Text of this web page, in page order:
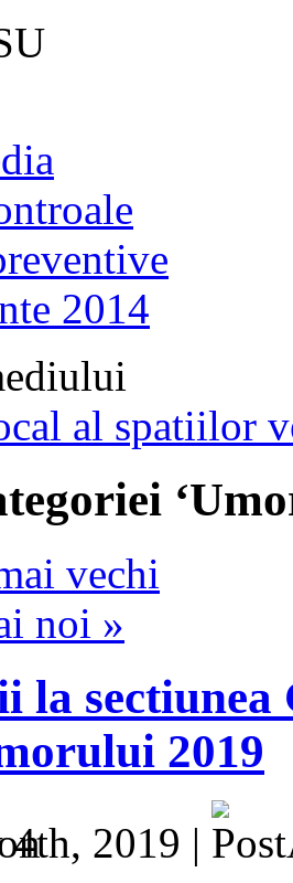
2014
al spatiilor
vechi
noi »
la
2019
2019 |